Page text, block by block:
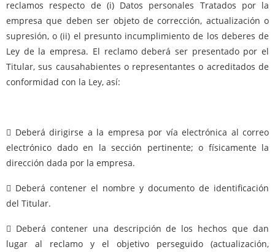
reclamos respecto de (i) Datos personales Tratados por la
empresa que deben ser objeto de corrección, actualización o
supresión, o (ii) el presunto incumplimiento de los deberes de
Ley de la empresa. El reclamo deberá ser presentado por el
Titular, sus causahabientes o representantes o acreditados de
conformidad con la Ley, así:
 Deberá dirigirse a la empresa por vía electrónica al correo
electrónico dado en la sección pertinente; o físicamente la
dirección dada por la empresa.
 Deberá contener el nombre y documento de identificación
del Titular.
 Deberá contener una descripción de los hechos que dan
lugar al reclamo y el objetivo perseguido (actualización,